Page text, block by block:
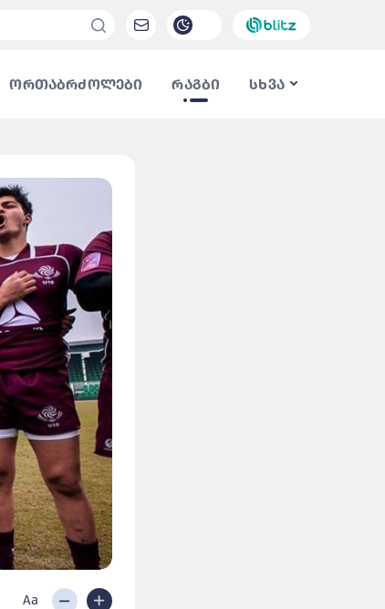
ორთაბრძოლები რაგბი სხვა
Aa